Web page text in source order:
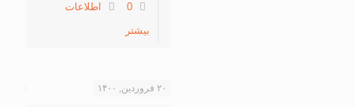
0
اطلاعات
بیشتر
۲۰ فروردین, ۱۴۰۰